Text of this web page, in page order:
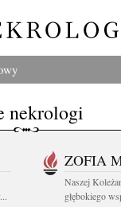
nekrologi
ZOFIA
Naszej
głębokiego